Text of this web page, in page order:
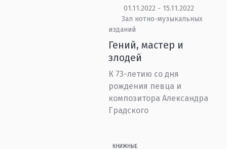
01.11.2022 - 15.11.2022
Зал нотно-музыкальных
изданий
Гений, мастер и
злодей
К 73-летию со дня
рождения певца и
композитора Александра
Градского
КНИЖНЫЕ